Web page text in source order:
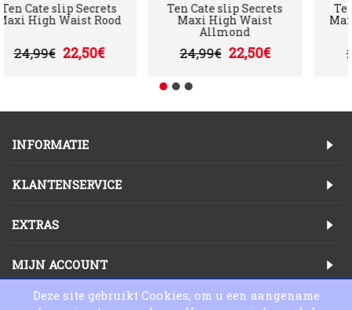
Ten Cate slip Secrets
Maxi High Waist Rood
24,99€ 22,50€
Ten Cate slip Secrets
Maxi High Waist
Allmond
24,99€ 22,50€
INFORMATIE
KLANTENSERVICE
EXTRAS
MIJN ACCOUNT
Copyright © 2025, Lingeriewinkel Online
Deze site gebruikt Cookies, om u een aangename